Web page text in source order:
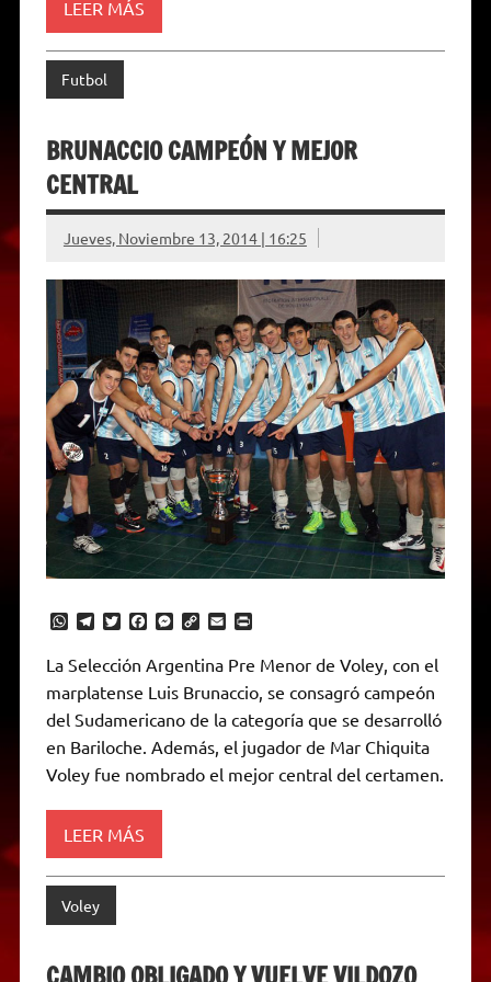
LEER MÁS
Futbol
BRUNACCIO CAMPEÓN Y MEJOR
CENTRAL
Jueves, Noviembre 13, 2014 | 16:25
W
a
t
s
A
p
p
T
e
g
a
m
T
i
t
t
r
F
c
e
b
o
o
k
M
s
e
g
e
C
p
y
L
i
n
k
E
a
i
l
P
n
t
F
r
i
e
n
La Selección Argentina Pre Menor de Voley, con el
marplatense Luis Brunaccio, se consagró campeón
del Sudamericano de la categoría que se desarrolló
en Bariloche. Además, el jugador de Mar Chiquita
Voley fue nombrado el mejor central del certamen.
LEER MÁS
Voley